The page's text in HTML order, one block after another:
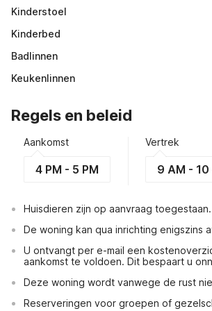
Kinderstoel
Kinderbed
Badlinnen
Keukenlinnen
Regels en beleid
Aankomst
4 PM - 5 PM
Vertrek
9 AM - 10
Huisdieren zijn op aanvraag
De woning kan qua inrichting
U ontvangt per e-mail een
aankomst te voldoen. Dit bespaart u
Deze woning wordt vanwege de rust
Reserveringen voor groepen of